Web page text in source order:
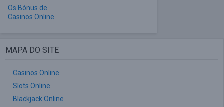
Os Bónus de
Casinos Online
MAPA DO SITE
Casinos Online
Slots Online
Blackjack Online